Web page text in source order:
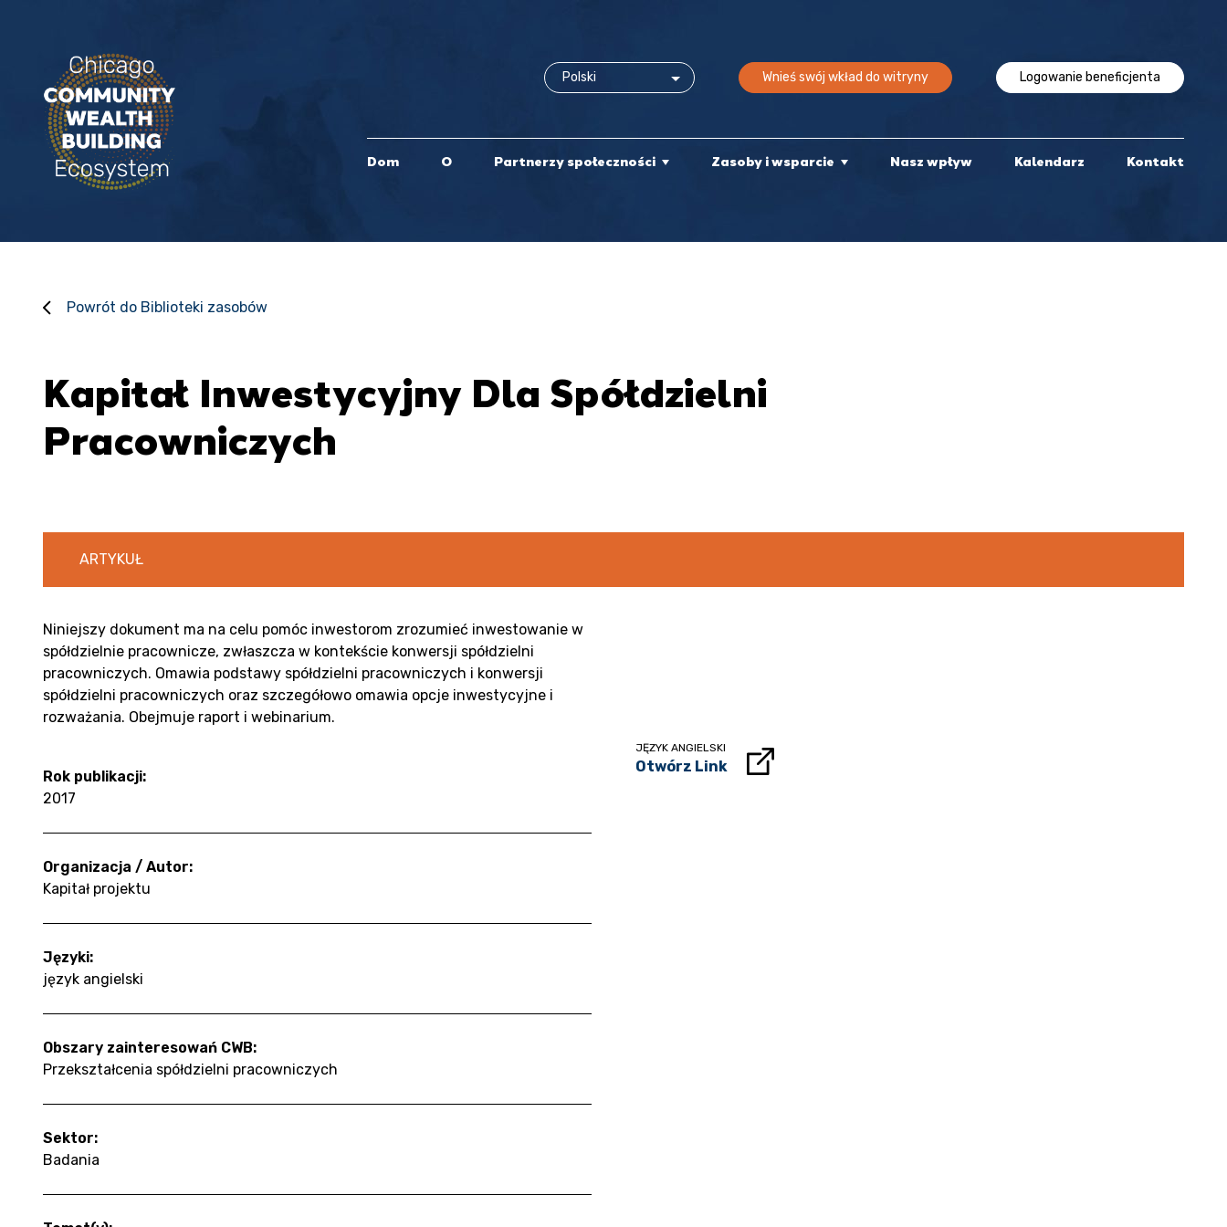
Wnieś swój wkład do witryny Logowanie beneficjenta
Dom O Partnerzy społeczności Zasoby i wsparcie Nasz wpływ Kalendarz Kontakt
Powrót do Biblioteki zasobów
Kapitał Inwestycyjny Dla Spółdzielni
Pracowniczych
ARTYKUŁ
Niniejszy dokument ma na celu pomóc inwestorom zrozumieć inwestowanie w
spółdzielnie pracownicze, zwłaszcza w kontekście konwersji spółdzielni
pracowniczych. Omawia podstawy spółdzielni pracowniczych i konwersji
spółdzielni pracowniczych oraz szczegółowo omawia opcje inwestycyjne i
rozważania. Obejmuje raport i webinarium.
Rok publikacji:
2017
Organizacja / Autor:
Kapitał projektu
Języki:
język angielski
Obszary zainteresowań CWB:
Przekształcenia spółdzielni pracowniczych
Sektor:
Badania
JĘZYK ANGIELSKI
Otwórz Link